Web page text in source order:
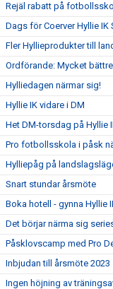
Rejäl rabatt på
Dags för Coerver Hyllie IK
Fler Hyllieprodukter till
Ordförande: Mycket
Hylliedagen närmar sig!
Hyllie IK vidare i DM
Het DM-torsdag på Hyllie
Pro fotbollsskola i påsk
Hylliepåg på
Snart stundar årsmöte
Boka hotell - gynna Hyllie
Det börjar närma sig
Påsklovscamp med Pro
Inbjudan till årsmöte 2023
Ingen höjning av